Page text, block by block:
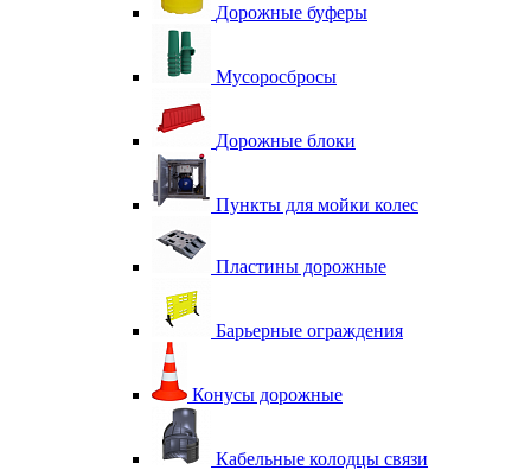
Дорожные буферы
Мусоросбросы
Дорожные блоки
Пункты для мойки колес
Пластины дорожные
Барьерные ограждения
Конусы дорожные
Кабельные колодцы связи